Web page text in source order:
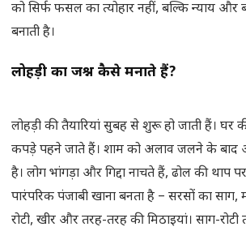
को सिर्फ फसल का त्योहार नहीं, बल्कि न्याय और
बनाती है।
लोहड़ी का जश्न कैसे मनाते हैं?
लोहड़ी की तैयारियां सुबह से शुरू हो जाती हैं। घर
कपड़े पहने जाते हैं। शाम को अलाव जलने के बाद
है। लोग भांगड़ा और गिद्दा नाचते हैं, ढोल की थाप
पारंपरिक पंजाबी खाना बनता है – सरसों का साग,
रोटी, खीर और तरह-तरह की मिठाइयां। साग-रोटी